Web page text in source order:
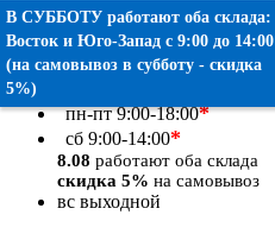
Товаров:0 шт.
Оформить заказ
пн-пт9:00-18:00*
сб 9:00-14:00*
8.08 работают оба склада
скидка 5% на самовывоз
вс выходной
В СУББОТУ работают оба склада:
Восток и Юго-Запад c 9:00 до 14:00
(на самовывоз в субботу - скидка
5%)